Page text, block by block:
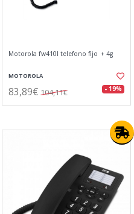
Motorola fw410l telefono fijo + 4g
MOTOROLA
83,89€ 104,11€ - 19%